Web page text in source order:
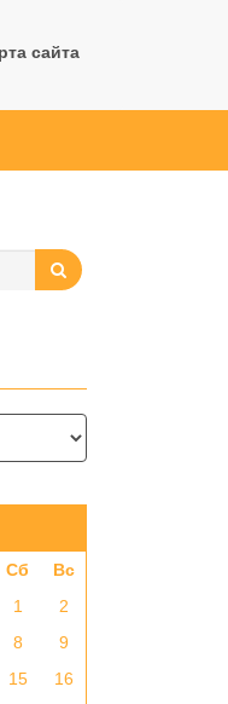
сайта
Сб
Вс
1
2
8
9
15
16